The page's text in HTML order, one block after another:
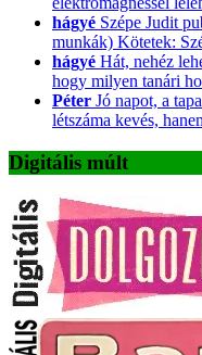
hágyé Szépe Judit
munkák) Kötetek:
hágyé Hát, nehéz
hogy milyen tanári
Péter Jó napot, a
létszáma kevés,
Digitális múlt